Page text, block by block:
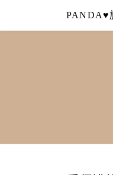
content
PANDA♥